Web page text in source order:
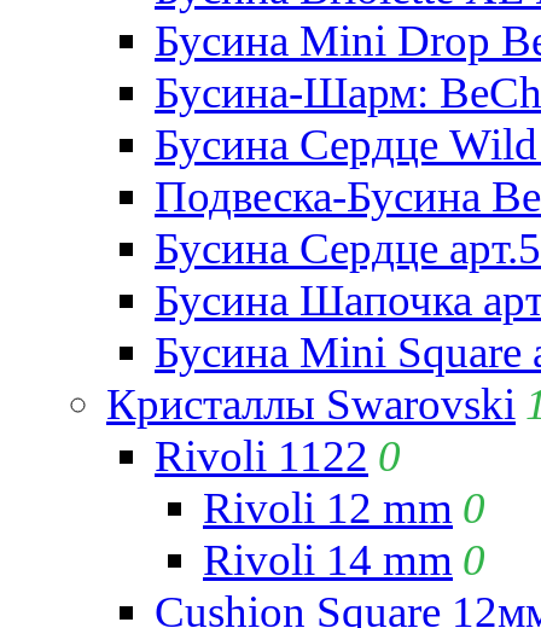
Бусина Mini Drop
Бусина-Шарм:
Бусина Сердце
Подвеска-Бусина
Бусина Сердце
Бусина Шапочка
Бусина Mini Square
Кристаллы Swarovski
Rivoli 1122 0
Rivoli 12 mm 0
Rivoli 14 mm 0
Cushion Square